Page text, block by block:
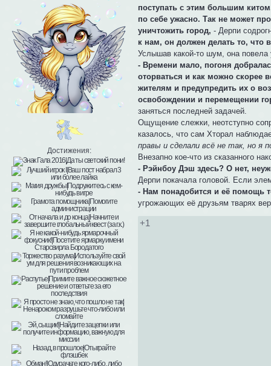
Достижения:
поступать с этим большим
по себе ужасно. Так не может
уничтожить город, - Дерпи
к нам, он должен делать то, что
Услышав какой-то шум, она
- Времени мало, погоня
оторваться и как можно скорее
жителям и предупредить их о
освобождении и перемещении
заняться последней задачей.
Ощущение слежки, неотступно
казалось, что сам Хторал
правы и сделали всё не так, но я
Внезапно кое-что из сказанного
- Рэйнбоу Дэш здесь? О нет,
Дерпи покачала головой. Если
- Нам понадобится и её помощь
угрожающих её друзьям тварях
+1